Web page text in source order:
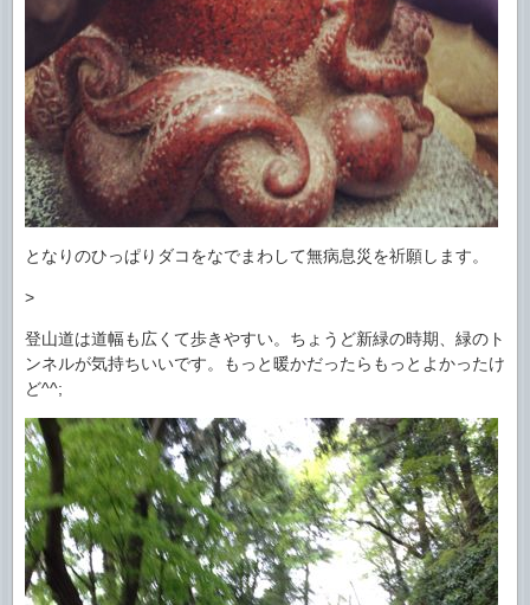
となりのひっぱりダコをなでまわして無病息災を祈願します。
>
登山道は道幅も広くて歩きやすい。ちょうど新緑の時期、緑のト
ンネルが気持ちいいです。もっと暖かだったらもっとよかったけ
ど^^;